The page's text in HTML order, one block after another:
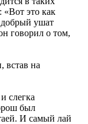
«Вот это как
добрый ушат
говорил о том,
встав на
слегка
был
И самый лай